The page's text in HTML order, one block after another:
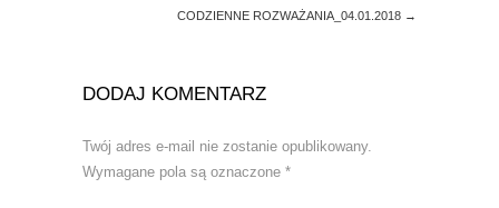
CODZIENNE ROZWAŻANIA_04.01.2018 →
DODAJ KOMENTARZ
Twój adres e-mail nie zostanie opublikowany.
Wymagane pola są oznaczone *